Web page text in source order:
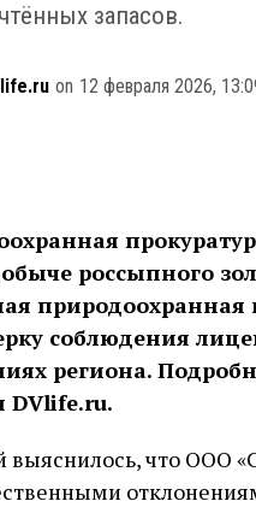
запасов.
on 12 февраля 2026,
россыпного
природоохранная
соблюдения
региона.
DVlife.ru.
что ООО